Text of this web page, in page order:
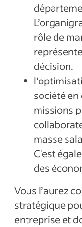
rôle de
décision.
société en
missions
masse
C’est
des
Vous l’aurez
stratégique
entreprise et